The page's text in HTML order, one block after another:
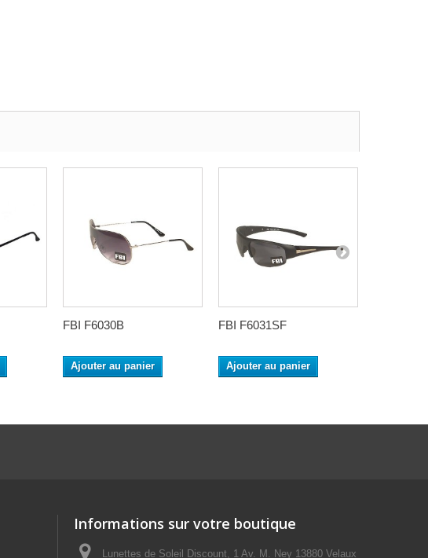
FBI F6030B
Ajouter au panier
FBI F6031SF
Ajouter au panier
Informations sur votre boutique
Lunettes de Soleil Discount, 1 Av. M. Ney 13880 Velaux